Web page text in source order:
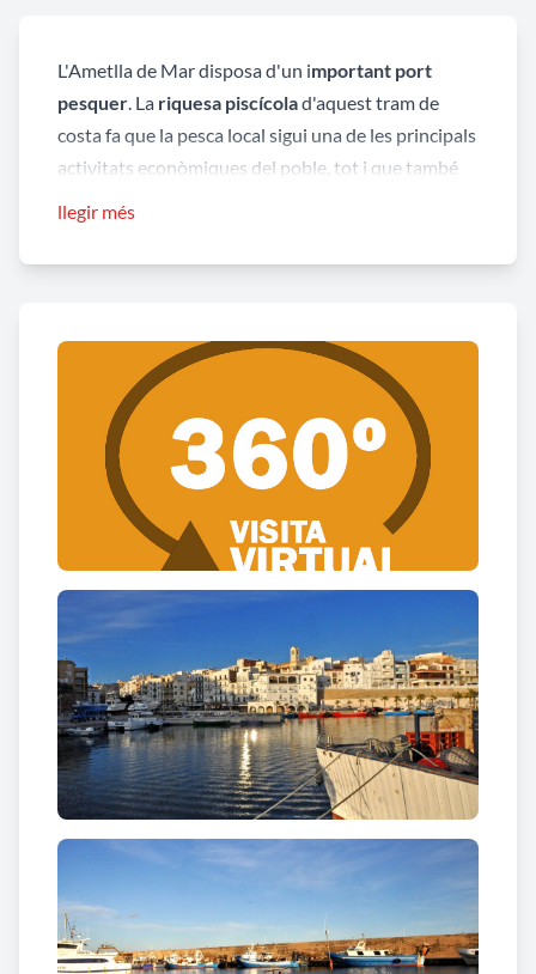
L'Ametlla de Mar disposa d'un important port
pesquer. La riquesa piscícolad'aquest tram de
costa fa que la pesca local sigui una de les principals
activitats econòmiques del poble, tot i que també
mar. La pesca sostenible i la conservació de les
poblacions de les espècies de peixos, crustacis i
cefalòpodes.
Dins el port pesquer hi ha el port esportiu
, situat
en un lloc idoni per la seva riquesa natural i
paisatgística per als amants de la pesca recreativa, i
la pràctica dels esports de vela degut als dies de
vent que predominen en la zona. El port esportiu
compta amb el
disposa de múltiples serveis (grua, gasolinera, local
social, bar restaurant, dutxes i vestuaris adaptats
per a minusvàlids, pàrquing, escola de vela, marina
seca, rampa de varada per a les embarcacions de
vela lleugera, servei de marineria i vigilància,
informació meteorològica, Wi-fi gratuït per als
usuaris i bugaderia).
L’activitat pesquera
del port de l’Ametlla de Mar va
estretament lligada als orígensde la població, que
llegir més